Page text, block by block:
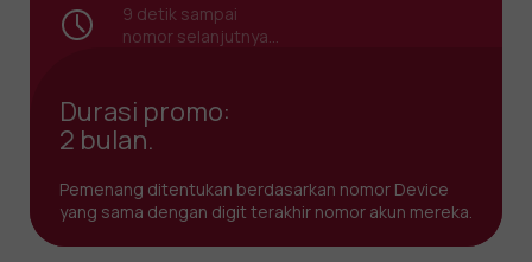
9 detik sampai
nomor selanjutnya...
Durasi promo:
2 bulan.
Pemenang ditentukan berdasarkan nomor Device
yang sama dengan digit terakhir nomor akun mereka.